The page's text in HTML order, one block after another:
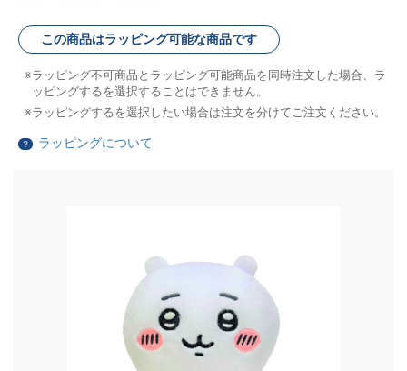
この商品はラッピング可能な商品です
ラッピング不可商品とラッピング可能商品を同時注文した場合、ラ
ッピングするを選択することはできません。
ラッピングするを選択したい場合は注文を分けてご注文ください。
？ ラッピングについて